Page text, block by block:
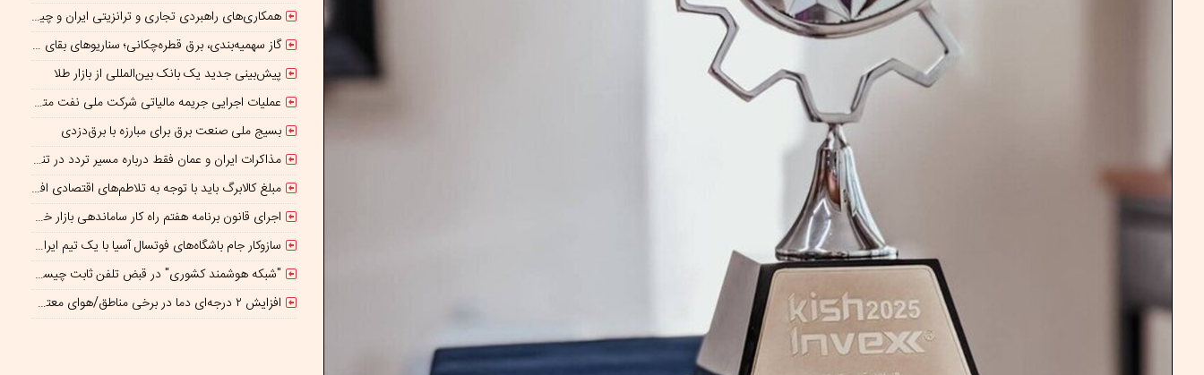
همکاری‌های راهبردی تجاری و ترانزیتی ایران و چین گسترش می یابد
گاز سهمیه‌بندی، برق قطره‌چکانی؛ سناریوهای بقای صنعت فولاد در برزخ ناترازی و ریسک‌های ژئوپلیتیک
پیش‌بینی جدید یک بانک بین‌المللی از بازار طلا
عملیات اجرایی جریمه مالیاتی شرکت ملی نفت متوقف شده است
بسیج ملی صنعت برق برای مبارزه با برق‌دزدی
مذاکرات ایران و عمان فقط درباره مسیر تردد در تنگه است/ امروز جایگاه بازدارندگی تنگه هرمز از بمب اتم هم بالاتر است
مبلغ کالابرگ باید با توجه به تلاطم‌های اقتصادی افزایش پیدا کند
اجرای قانون برنامه هفتم راه کار ساماندهی بازار خودرو است
سازوکار جام باشگاه‌های فوتسال آسیا با یک تیم ایرانی/پایان بازیکن قرضی؟
"شبکه هوشمند کشوری" در قبض تلفن ثابت چیست؟
افزایش ۲ درجه‌ای دما در برخی مناطق/هوای معتدل در نوار شمالی ایران